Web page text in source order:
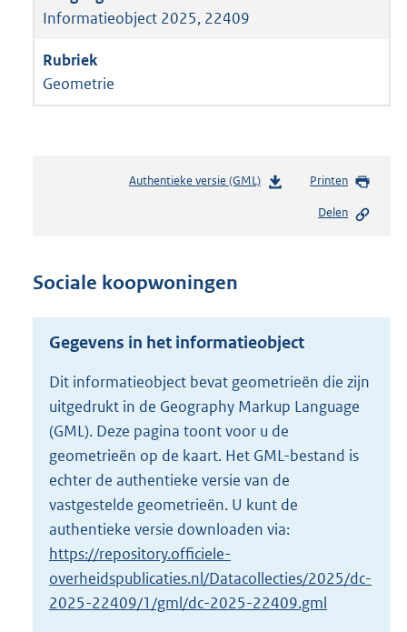
Informatieobject 2025, 22409
Geometrie
Authentieke versie (GML)b
s
r
o
t
t
e
7
K
b
Printen
Delen
Sociale koopwoningen
Gegevens in het informatieobject
Dit informatieobject bevat geometrieën die zijn
uitgedrukt in de Geography Markup Language
(GML). Deze pagina toont voor u de
geometrieën op de kaart. Het GML-bestand is
echter de authentieke versie van de
vastgestelde geometrieën. U kunt de
authentieke versie downloaden via:
https://repository.officiele-
overheidspublicaties.nl/Datacollecties/2025/dc-
2025-22409/1/gml/dc-2025-22409.gml